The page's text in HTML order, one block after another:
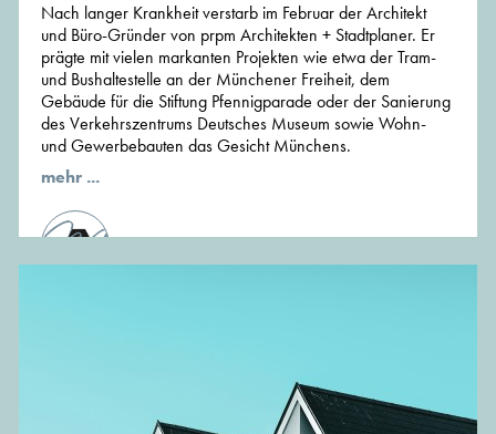
Nach langer Krankheit verstarb im Februar der Architekt
und Büro-Gründer von prpm Architekten + Stadtplaner. Er
prägte mit vielen markanten Projekten wie etwa der Tram-
und Bushaltestelle an der Münchener Freiheit, dem
Gebäude für die Stiftung Pfennigparade oder der Sanierung
des Verkehrszentrums Deutsches Museum sowie Wohn-
und Gewerbebauten das Gesicht Münchens.
mehr ...
von der Redaktion von MünchenArchitektur